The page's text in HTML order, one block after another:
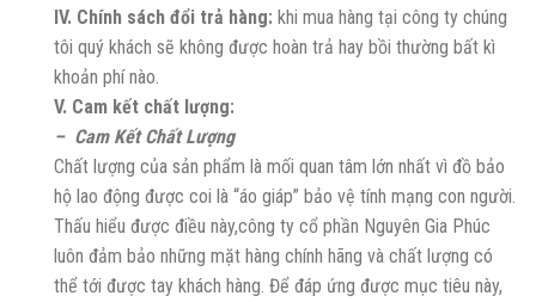
IV. Chính sách đổi trả hàng: khi mua hàng tại công ty chúng
tôi quý khách sẽ không được hoàn trả hay bồi thường bất kì
khoản phí nào.
V. Cam kết chất lượng:
– Cam Kết Chất Lượng
Chất lượng của sản phẩm là mối quan tâm lớn nhất vì đồ bảo
hộ lao động được coi là “áo giáp” bảo vệ tính mạng con người.
Thấu hiểu được điều này,công ty cổ phần Nguyên Gia Phúc
luôn đảm bảo những mặt hàng chính hãng và chất lượng có
thể tới được tay khách hàng. Để đáp ứng được mục tiêu này,